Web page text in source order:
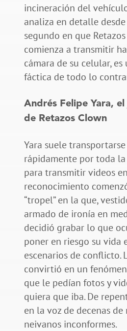
incineración del
analiza en detalle
segundo en que
comienza a transmitir
cámara de su celular, es
fáctica de todo lo
Andrés Felipe Yara,
de Retazos Clown
Yara suele
rápidamente por toda
para transmitir videos
reconocimiento
“tropel” en la que,
armado de ironía en
decidió grabar lo que
poner en riesgo su vida
escenarios de conflicto.
convirtió en un
que le pedían fotos y
quiera que iba. De
en la voz de decenas de
neivanos inconformes.